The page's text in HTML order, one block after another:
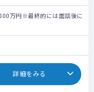
来：約1～2コマ/週、健診あ
持ち患者 約15～20名
マ/週
：3～5件、訪問体制：看
施設の割合：ほぼ居宅
無：有（月1～2件）
万円※最終的には面談後に
詳細をみる